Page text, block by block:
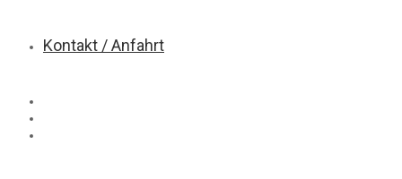
Kontakt / Anfahrt